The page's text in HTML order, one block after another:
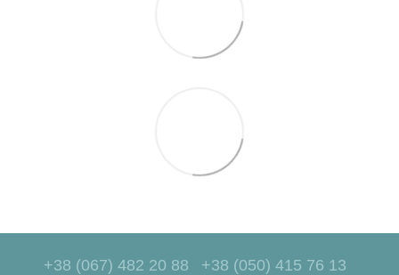
+38 (067) 482 20 88 +38 (050) 415 76 13